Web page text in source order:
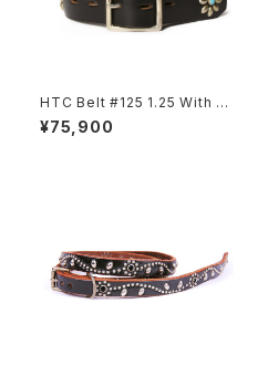
HTC Belt #125 1.25 With En
d
¥75,900